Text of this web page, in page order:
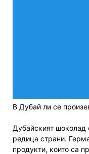
В Дубай ли се
Дубайският шоколад
редица страни.
продукти, които са